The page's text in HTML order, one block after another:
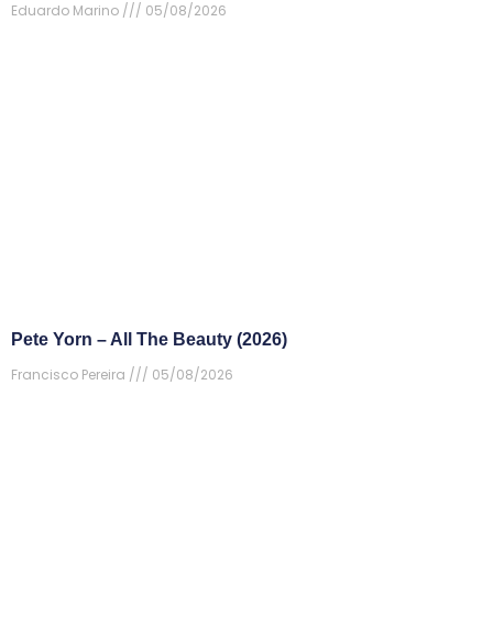
Eduardo Marino
05/08/2026
Pete Yorn – All The Beauty (2026)
Francisco Pereira
05/08/2026